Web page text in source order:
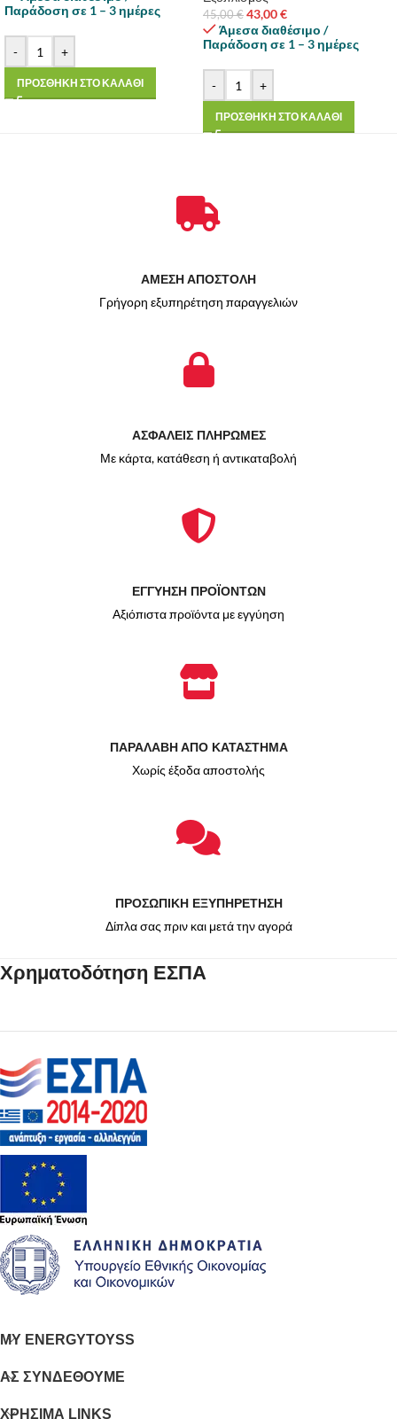
Παράδοση σε 1 – 3 ημέρες
- +
ΠΡΟΣΘΗΚΗ ΣΤΟ ΚΑΛΑΘΙ
45,00€ 43,00€
Άμεσα διαθέσιμο /
Παράδοση σε 1 – 3 ημέρες
- +
ΠΡΟΣΘΗΚΗ ΣΤΟ ΚΑΛΑΘΙ
ΑΜΕΣΗ ΑΠΟΣΤΟΛΗ
Γρήγορη εξυπηρέτηση παραγγελιών
ΑΣΦΑΛΕΙΣ ΠΛΗΡΩΜΕΣ
Με κάρτα, κατάθεση ή αντικαταβολή
ΕΓΓΥΗΣΗ ΠΡΟΪΟΝΤΩΝ
Αξιόπιστα προϊόντα με εγγύηση
ΠΑΡΑΛΑΒΗ ΑΠΟ ΚΑΤΑΣΤΗΜΑ
Χωρίς έξοδα αποστολής
ΠΡΟΣΩΠΙΚΗ ΕΞΥΠΗΡΕΤΗΣΗ
Δίπλα σας πριν και μετά την αγορά
Χρηματοδότηση ΕΣΠΑ
MY ENERGYTOYSS
ΑΣ ΣΥΝΔΕΘΟΥΜΕ
ΧΡΗΣΙΜΑ LINKS